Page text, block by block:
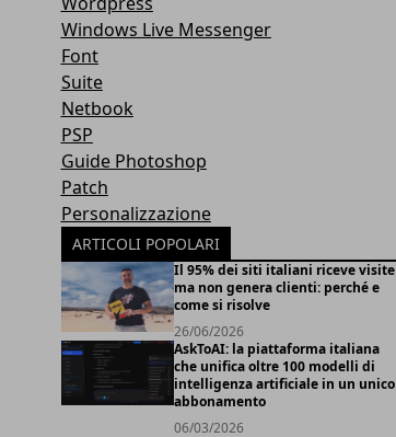
Windows Live Messenger
Font
Suite
Netbook
PSP
Guide Photoshop
Patch
Personalizzazione
ARTICOLI POPOLARI
Il 95% dei siti italiani riceve visite
ma non genera clienti: perché e
come si risolve
26/06/2026
AskToAI: la piattaforma italiana
che unifica oltre 100 modelli di
intelligenza artificiale in un unico
abbonamento
06/03/2026